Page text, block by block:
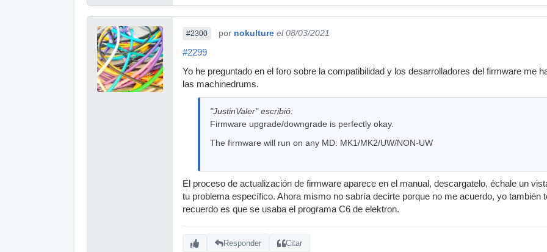
"TONAL" tuning implements a quater-tone equal tempered tuning scale across the
parameter of selected machines. When enabled, TONAL has the added benefit of
** New LFO shapes are available: SINE, REV-LINEAR, REV-EXP, NOTCH and STEP. **
Hold a P-locked trigger and press [ENTER] will preview the P-locked sound.
#2300 por nokulture el 08/03/2021
#2299
Yo he preguntado en el foro sobre la compatibilidad y los desarrolladores del firmware me
las machinedrums.
"JustinValer" escribió:
Firmware upgrade/downgrade is perfectly okay.
The firmware will run on any MD: MK1/MK2/UW/NON-UW
El proceso de actualización de firmware aparece en el manual, descargatelo, échale un
tu problema específico. Ahora mismo no sabría decirte porque no me acuerdo, yo también
recuerdo es que se usaba el programa C6 de elektron.
Responder Citar